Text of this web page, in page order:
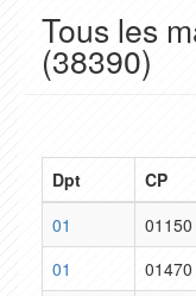
Tous les
(38390)
Dpt CP
01
01150
01
01470